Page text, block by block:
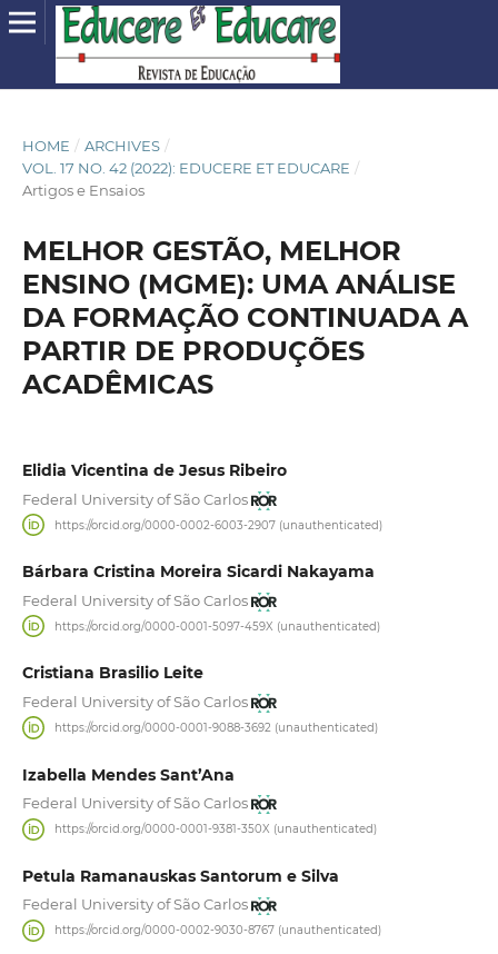
HOME / ARCHIVES /
VOL. 17 NO. 42 (2022): EDUCERE ET EDUCARE /
Artigos e Ensaios
MELHOR GESTÃO, MELHOR
ENSINO (MGME): UMA ANÁLISE
DA FORMAÇÃO CONTINUADA A
PARTIR DE PRODUÇÕES
ACADÊMICAS
Elidia Vicentina de Jesus Ribeiro
Federal University of São Carlos
https://orcid.org/0000-0002-6003-2907 (unauthenticated)
Bárbara Cristina Moreira Sicardi Nakayama
Federal University of São Carlos
https://orcid.org/0000-0001-5097-459X (unauthenticated)
Cristiana Brasilio Leite
Federal University of São Carlos
https://orcid.org/0000-0001-9088-3692 (unauthenticated)
Izabella Mendes Sant’Ana
Federal University of São Carlos
https://orcid.org/0000-0001-9381-350X (unauthenticated)
Petula Ramanauskas Santorum e Silva
Federal University of São Carlos
https://orcid.org/0000-0002-9030-8767 (unauthenticated)